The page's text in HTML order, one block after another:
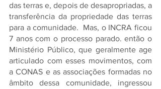
das terras e, depois de desapropriadas, a
transferência da propriedade das terras
para a comunidade.  Mas, o INCRA ficou
7 anos com o processo parado. então o
Ministério Público, que geralmente age
articulado com esses movimentos, com
a CONAS e as associações formadas no
âmbito dessa comunidade, ingressou